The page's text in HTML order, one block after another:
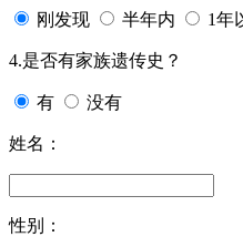
刚发现 半年内 1年
4.是否有家族遗传史？
有 没有
姓名：
性别：